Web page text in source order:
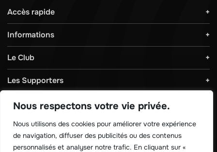
Nous respectons votre vie privée.
Nous utilisons des cookies pour améliorer votre expérience
de navigation, diffuser des publicités ou des contenus
personnalisés et analyser notre trafic. En cliquant sur «
Accès rapide
Informations
Le Club
Les Supporters
Télécharger notre application !
Règlements & Sécurité